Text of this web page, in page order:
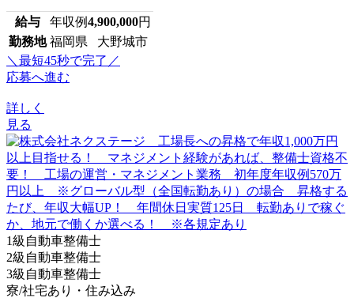
給与 年収例4,900,000円
勤務地 福岡県 大野城市
＼最短45秒で完了／
応募へ進む
詳しく
見る
1級自動車整備士
2級自動車整備士
3級自動車整備士
寮/社宅あり・住み込み